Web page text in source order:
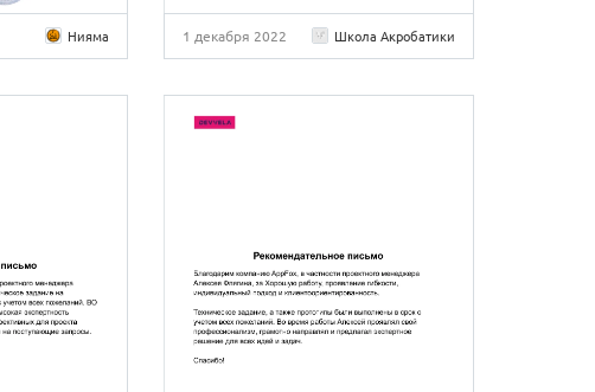
Нияма 1 декабря 2022 Школа Акробатики